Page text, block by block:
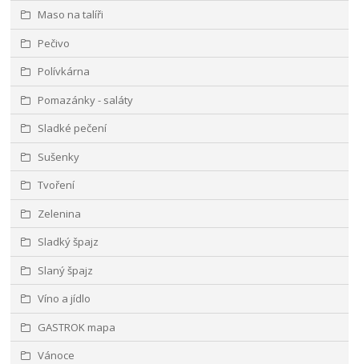
Maso na talíři
Pečivo
Polívkárna
Pomazánky - saláty
Sladké pečení
Sušenky
Tvoření
Zelenina
Sladký špajz
Slaný špajz
Víno a jídlo
GASTROK mapa
Vánoce